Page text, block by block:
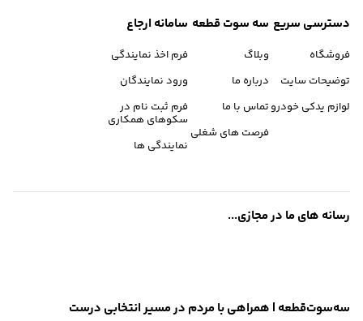
دسترسی سریع
فروشگاه
توضیحات سایت
لوازم یدکی خودرو
سه سوت قطعه
وبلاگ
درباره ما
تماس با ما
فرصت های شغلی
سامانه ارجاع
فرم اخذ نمایندگی
ورود نمایندگان
فرم ثبت نام در
سکوهای همکاری
نمایندگی ها
رسانه های ما در مجازی...
سه‌سوت‌قطعه | همراهی با مردم در مسیر انتخابی درست